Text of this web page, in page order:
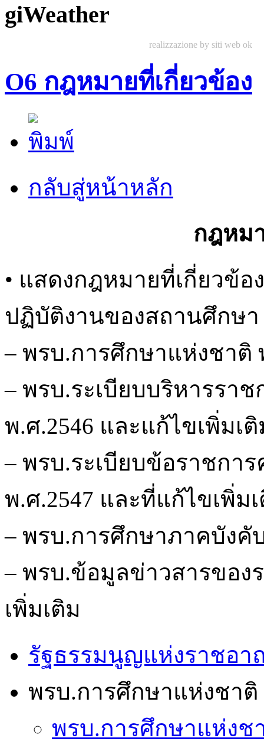
giWeather
realizzazione by siti web ok
O6 กฎหมายที่เกี่ยวข้อง
กลับสู่หน้าหลัก
กฎหม
• แสดงกฎหมายที่เกี่ยวข้
ปฏิบัติงานของสถานศึกษา
– พรบ.การศึกษาแห่งชาติ
– พรบ.ระเบียบบริหารรา
พ.ศ.2546 และแก้ไขเพิ่มเ
– พรบ.ระเบียบข้อราชกา
พ.ศ.2547 และที่แก้ไขเพิ่ม
– พรบ.การศึกษาภาคบังคั
– พรบ.ข้อมูลข่าวสารของ
เพิ่มเติม
รัฐธรรมนูญแห่งราชอา
พรบ.การศึกษาแห่งชาติ
พรบ.การศึกษาแห่งช